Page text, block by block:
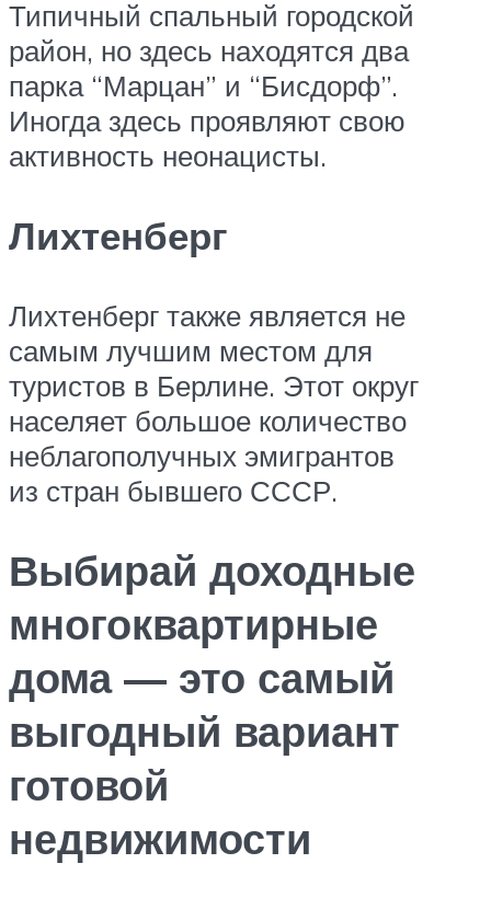
Типичный спальный городской
район, но здесь находятся два
парка “Марцан” и “Бисдорф”.
Иногда здесь проявляют свою
активность неонацисты.
Лихтенберг
Лихтенберг также является не
самым лучшим местом для
туристов в Берлине. Этот округ
населяет большое количество
неблагополучных эмигрантов
из стран бывшего СССР.
Выбирай доходные
многоквартирные
дома — это самый
выгодный вариант
готовой
недвижимости